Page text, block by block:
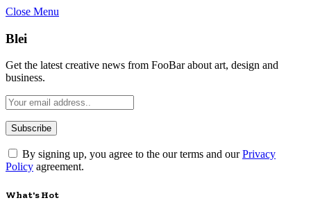
Close Menu
Blei
Get the latest creative news from FooBar about art, design and
business.
By signing up, you agree to the our terms and ourPrivacy
Policy agreement.
What's Hot